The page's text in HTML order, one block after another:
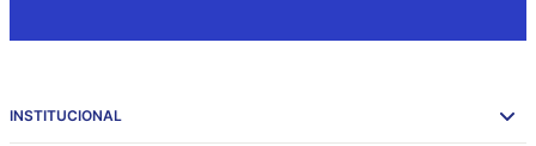
INSTITUCIONAL